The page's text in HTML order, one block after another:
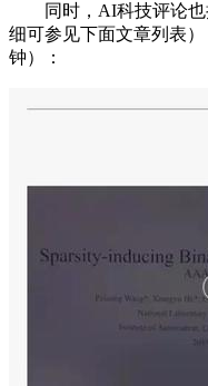
同时，AI科技评论也
细可参见下面文章列表
钟）：